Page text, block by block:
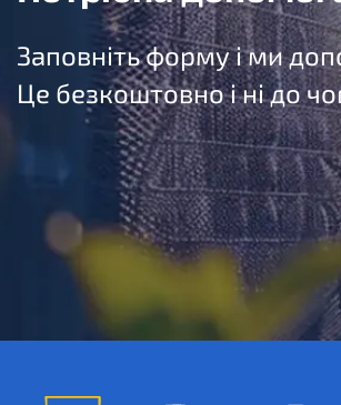
Заповніть форму і ми
Це безкоштовно і ні до